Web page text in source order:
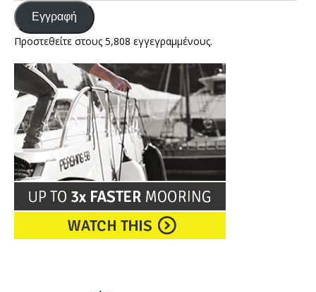
Εγγραφή
Προστεθείτε στους 5,808 εγγεγραμμένους.